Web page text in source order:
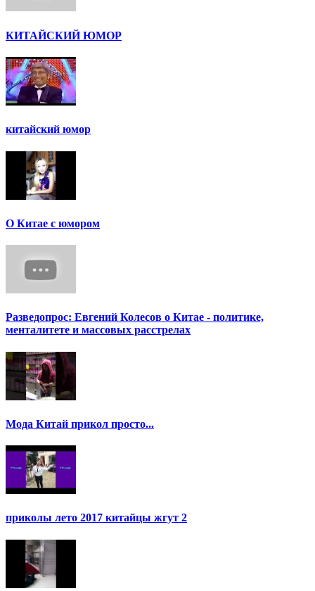
КИТАЙСКИЙ ЮМОР
китайский юмор
О Китае с юмором
Разведопрос: Евгений Колесов о Китае - политике,
менталитете и массовых расстрелах
Мода Китай прикол просто...
приколы лето 2017 китайцы жгут 2